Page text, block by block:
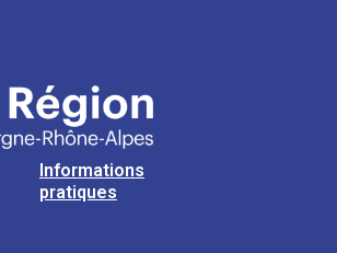
Informations
pratiques